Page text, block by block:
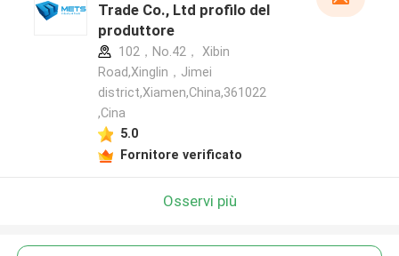
Trade Co., Ltd profilo del
produttore
102，No.42， Xibin
Road,Xinglin，Jimei
district,Xiamen,China,361022
,Cina
5.0
Fornitore verificato
Osservi più